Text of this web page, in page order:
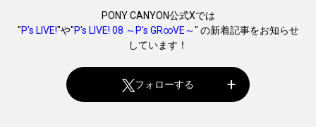
PONY CANYON公式Xでは
"P's LIVE!"や"P's LIVE! 08 ～P's GR∞VE～" の新着記事をお知らせ
しています！
フォローする